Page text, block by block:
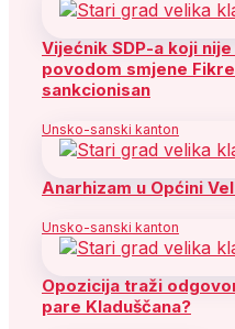
Vijećnik SDP-a koji
povodom smjene
sankcionisan
Unsko-sanski kanton
Anarhizam u Općini
Unsko-sanski kanton
Opozicija traži
pare Kladuščana?